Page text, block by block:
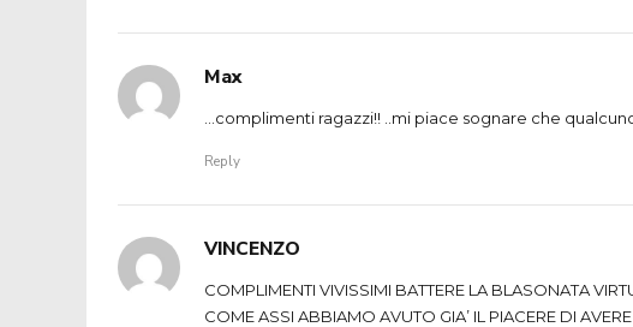
Max
…complimenti ragazzi!! ..mi piace sognare che
Reply
VINCENZO
COMPLIMENTI VIVISSIMI BATTERE LA BLASONATA
COME ASSI ABBIAMO AVUTO GIA’ IL PIACERE DI